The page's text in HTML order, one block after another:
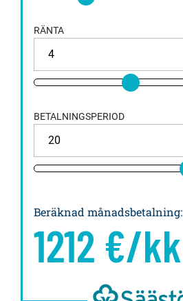
RÄNTA
BETALNINGSPERIOD
Beräknad månadsbetalning:
1212 €/kk